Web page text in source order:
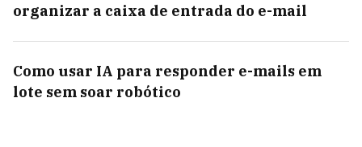
organizar a caixa de entrada do e-mail
Como usar IA para responder e-mails em
lote sem soar robótico